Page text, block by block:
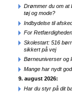
Drømmer du om
tøj og mode?
Indbydelse til
For
Skolestart: 516
sikkert på vej
Børneuniverser og
Mange har nydt
9. august 2026:
Har du styr på dit